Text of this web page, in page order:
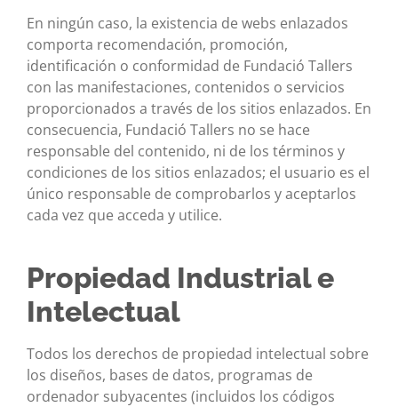
En ningún caso, la existencia de webs enlazados
comporta recomendación, promoción,
identificación o conformidad de Fundació Tallers
con las manifestaciones, contenidos o servicios
proporcionados a través de los sitios enlazados. En
consecuencia, Fundació Tallers no se hace
responsable del contenido, ni de los términos y
condiciones de los sitios enlazados; el usuario es el
único responsable de comprobarlos y aceptarlos
cada vez que acceda y utilice.
Propiedad Industrial e
Intelectual
Todos los derechos de propiedad intelectual sobre
los diseños, bases de datos, programas de
ordenador subyacentes (incluidos los códigos